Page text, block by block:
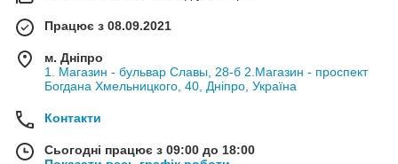
Працює з 08.09.2021
м. Дніпро
1. Магазин - бульвар Славы, 28-б 2.Магазин - проспект
Богдана Хмельницкого, 40, Дніпро, Україна
Контакти
Сьогодні працює з 09:00 до 18:00